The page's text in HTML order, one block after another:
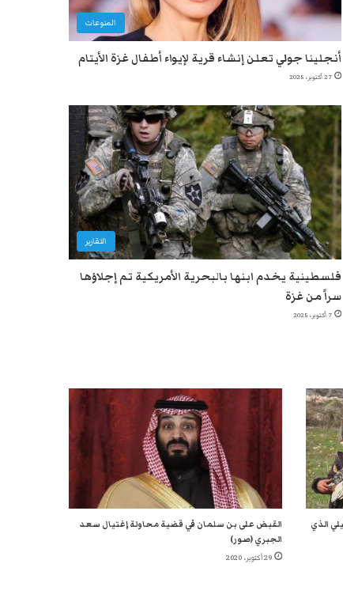
المنوعات
أنجلينا جولي تعلن إنشاء قرية لإيواء أطفال غزة الأيتام
27 أكتوبر، 2025
التقارير
فلسطينية يخدم ابنها بالبحرية الأمريكية تم إجلاؤها
سراً من غزة
7 أكتوبر، 2025
الذي
القبض على بن سلمان في قضية محاولة إغتيال سعد
الجبري (صور)
29 أكتوبر، 2020